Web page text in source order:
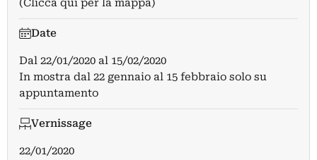
(Clicca qui per la mappa)
Date
Dal 22/01/2020 al 15/02/2020
In mostra dal 22 gennaio al 15 febbraio solo su
appuntamento
Vernissage
22/01/2020